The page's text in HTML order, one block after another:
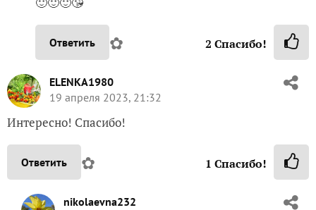
ELENKA1980
19 апреля 2023, 21:32
Интересно! Спасибо!
Ответить ✿
nikolaevna232
Юлия
19 апреля 2023, 22:05
Благодарю!🌷